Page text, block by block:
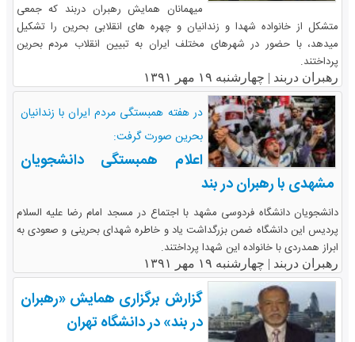
میهمانان همایش رهبران دربند که جمعی
متشکل از خانواده شهدا و زندانیان و چهره های انقلابی بحرین را تشکیل
میدهد، با حضور در شهرهای مختلف ایران به تبیین انقلاب مردم بحرین
پرداختند.
رهبران دربند | چهارشنبه ۱۹ مهر ۱۳۹۱
در هفته همبستگی مردم ایران با زندانیان
بحرین صورت گرفت:
اعلام همبستگی دانشجویان
مشهدی با رهبران در بند
دانشجویان دانشگاه فردوسی مشهد با اجتماع در مسجد امام رضا علیه السلام
پردیس این دانشگاه ضمن بزرگداشت یاد و خاطره شهدای بحرینی و صعودی به
ابراز همدردی با خانواده این شهدا پرداختند.
رهبران دربند | چهارشنبه ۱۹ مهر ۱۳۹۱
گزارش برگزاری همایش «رهبران
در بند» در دانشگاه تهران